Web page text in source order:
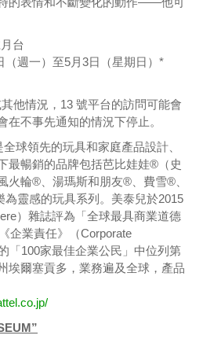
台
（週一）至5月3日（星期日）*
他情況，13 號平台的訪問可能會
在不事先通知的情況下停止。
球領先的玩具和家庭產品設計、
最暢銷的品牌包括芭比娃娃®（史
火輪®、湯瑪斯和朋友®、費雪®、
靈感的玩具系列。美泰兒於2015
）雜誌評為「全球最具商業道德
企業責任》（Corporate
「100家最佳企業公民」中位列第
埃爾塞貢多，業務遍及全球，產品